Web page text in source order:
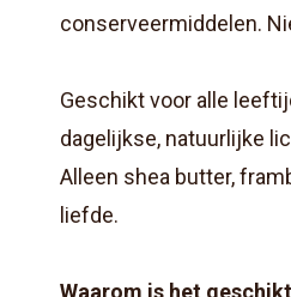
conserveermiddelen.
Geschikt voor alle
dagelijkse, natuurlijke
Alleen shea butter,
liefde.